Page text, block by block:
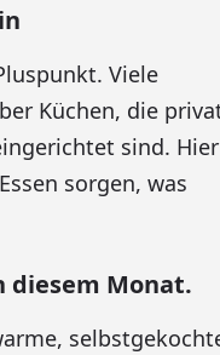
Viele
Küchen, die
sind. Hier
sorgen, was
diesem Monat.